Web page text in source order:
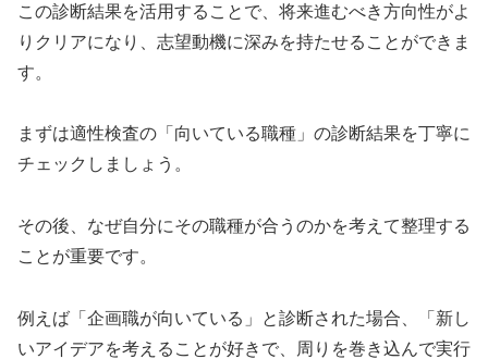
この診断結果を活用することで、将来進むべき方向性がよ
りクリアになり、志望動機に深みを持たせることができま
す。
まずは適性検査の「向いている職種」の診断結果を丁寧に
チェックしましょう。
その後、なぜ自分にその職種が合うのかを考えて整理する
ことが重要です。
例えば「企画職が向いている」と診断された場合、「新し
いアイデアを考えることが好きで、周りを巻き込んで実行